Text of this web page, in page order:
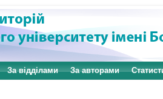
За відділами За авторами